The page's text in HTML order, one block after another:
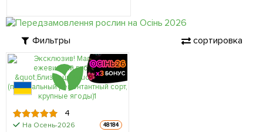
Фильтры сортировка
4
На Осень-2026 48184